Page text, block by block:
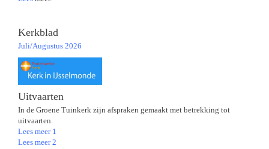
Kerkblad
Juli/Augustus 2026
Uitvaarten
In de Groene Tuinkerk zijn afspraken gemaakt met betrekking tot
uitvaarten.
Lees meer 1
Lees meer 2